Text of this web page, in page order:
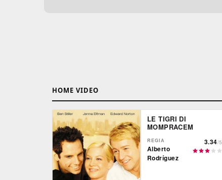
HOME VIDEO
LE TIGRI DI
MOMPRACEM
REGIA
Alberto
Rodríguez
3.34/5